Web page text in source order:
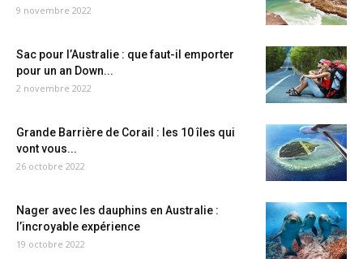
9 novembre 2022
Sac pour l’Australie : que faut-il emporter
pour un an Down...
2 novembre 2022
Grande Barrière de Corail : les 10 îles qui
vont vous...
26 octobre 2022
Nager avec les dauphins en Australie :
l’incroyable expérience
19 octobre 2022